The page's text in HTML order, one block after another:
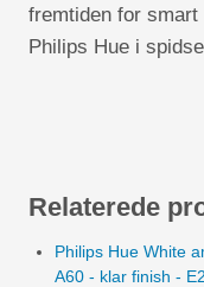
fremtiden for
Philips Hue i
Relaterede
Philips Hue White
A60 - klar finish -